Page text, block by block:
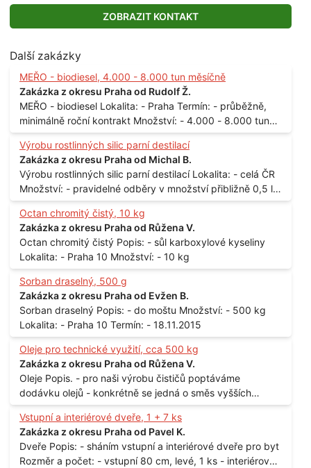
ZOBRAZIT KONTAKT
Další zakázky
MEŘO - biodiesel, 4.000 - 8.000 tun měsíčně
Zakázka z okresu Praha od Rudolf Ž.
MEŘO - biodiesel Lokalita: - Praha Termín: - průběžně,
minimálně roční kontrakt Množství: - 4.000 - 8.000 tun
měsíčně
Výrobu rostlinných silic parní destilací
Zakázka z okresu Praha od Michal B.
Výrobu rostlinných silic parní destilací Lokalita: - celá ČR
Množství: - pravidelné odběry v množství přibližně 0,5 l
až 1 l
Octan chromitý čistý, 10 kg
Zakázka z okresu Praha od Růžena V.
Octan chromitý čistý Popis: - sůl karboxylové kyseliny
Lokalita: - Praha 10 Množství: - 10 kg
Sorban draselný, 500 g
Zakázka z okresu Praha od Evžen B.
Sorban draselný Popis: - do moštu Množství: - 500 kg
Lokalita: - Praha 10 Termín: - 18.11.2015
Oleje pro technické využití, cca 500 kg
Zakázka z okresu Praha od Růžena V.
Oleje Popis. - pro naši výrobu čističů poptáváme
dodávku olejů - konkrétně se jedná o směs vyšších
mastných kyselin s převahou olejové kyseliny - účelem je
technické využití - hustota při 20°C - cca 870 kg / m3
Balení: - po 190 kg v sudu Množství: - cca 500 kg - roční
spotřeba Lokalita: - Praha
Vstupní a interiérové dveře, 1 + 7 ks
Zakázka z okresu Praha od Pavel K.
Dveře Popis: - sháním vstupní a interiérové dveře pro byt
Rozměr a počet: - vstupní 80 cm, levé, 1 ks - interiérové